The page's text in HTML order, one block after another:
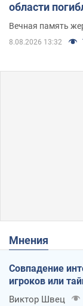
области
муж и внук
Вечная память
8.08.2026 13:32
Мнения
Совпадение
игроков или
Виктор Швец